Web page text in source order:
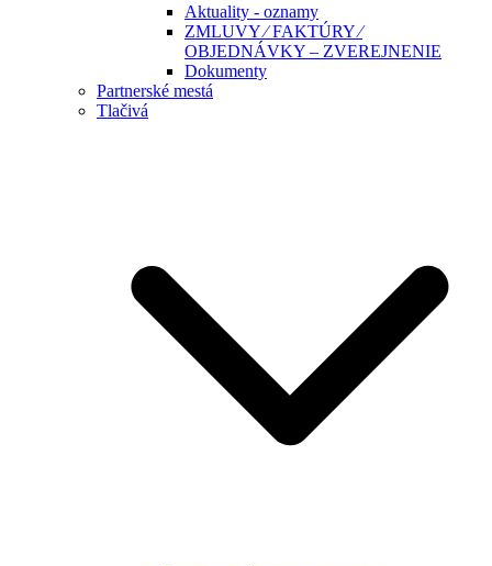
Aktuality - oznamy
ZMLUVY ⁄ FAKTÚRY ⁄
OBJEDNÁVKY – ZVEREJNENIE
Dokumenty
Partnerské mestá
Tlačivá